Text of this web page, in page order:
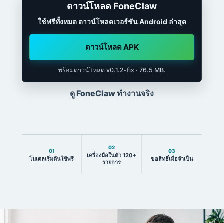
ดาวน์โหลด FoneClaw
ใช้ฟรีทั้งหมด ดาวน์โหลดเวอร์ชัน Android ล่าสุด
ดาวน์โหลด APK
พร้อมดาวน์โหลด v0.1.2-fix · 76.5 MB.
ดู FoneClaw ทำงานจริง
01
โมเดลเริ่มต้นใช้ฟรี
02
เครื่องมือในตัว 120+
รายการ
03
ขอสิทธิ์เมื่อจำเป็น